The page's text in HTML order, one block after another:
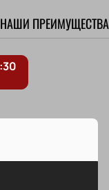
НАШИ ПРЕИМУЩЕСТВА